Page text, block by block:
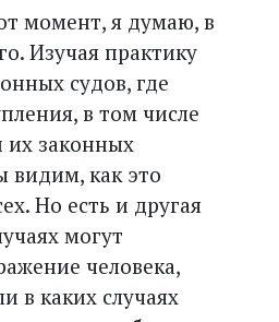
момент, я думаю, в
Изучая практику
судов, где
в том числе
их законных
видим, как это
Но есть и другая
могут
человека,
в каких случаях